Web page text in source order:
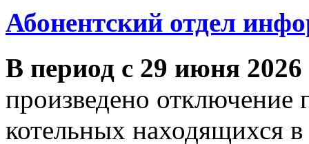
Абонентский отдел
В период с 29 июня
произведено отключение
котельных находящихся